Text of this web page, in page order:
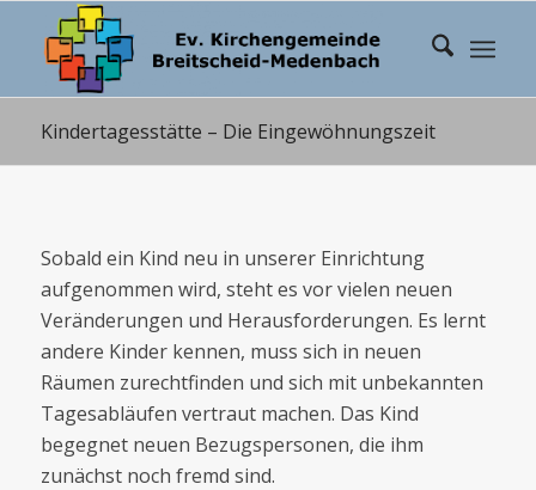
Kindertagesstätte – Die Eingewöhnungszeit
Sobald ein Kind neu in unserer Einrichtung
aufgenommen wird, steht es vor vielen neuen
Veränderungen und Herausforderungen. Es lernt
andere Kinder kennen, muss sich in neuen
Räumen zurechtfinden und sich mit unbekannten
Tagesabläufen vertraut machen. Das Kind
begegnet neuen Bezugspersonen, die ihm
zunächst noch fremd sind.